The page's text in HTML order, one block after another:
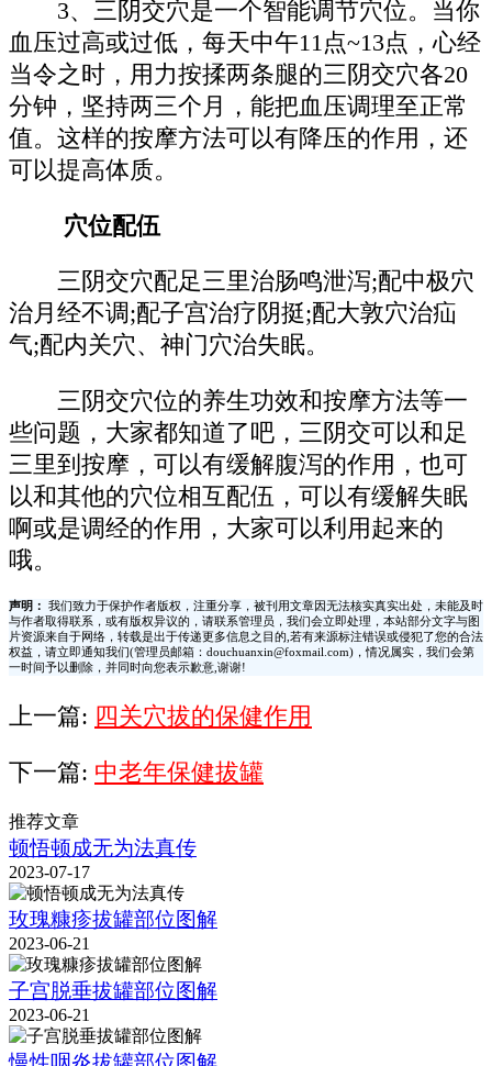
3、三阴交穴是一个智能调节穴位。当你
血压过高或过低，每天中午11点~13点，心经
当令之时，用力按揉两条腿的三阴交穴各20
分钟，坚持两三个月，能把血压调理至正常
值。这样的按摩方法可以有降压的作用，还
可以提高体质。
穴位配伍
三阴交穴配足三里治肠鸣泄泻;配中极穴
治月经不调;配子宫治疗阴挺;配大敦穴治疝
气;配内关穴、神门穴治失眠。
三阴交穴位的养生功效和按摩方法等一
些问题，大家都知道了吧，三阴交可以和足
三里到按摩，可以有缓解腹泻的作用，也可
以和其他的穴位相互配伍，可以有缓解失眠
啊或是调经的作用，大家可以利用起来的
哦。
声明：
我们致力于保护作者版权，注重分享，被刊用文章因无法核实真实出处，未能及时
与作者取得联系，或有版权异议的，请联系管理员，我们会立即处理，本站部分文字与图
片资源来自于网络，转载是出于传递更多信息之目的,若有来源标注错误或侵犯了您的合法
权益，请立即通知我们(管理员邮箱：douchuanxin@foxmail.com)，情况属实，我们会第
一时间予以删除，并同时向您表示歉意,谢谢!
上一篇: 四关穴拔的保健作用
下一篇: 中老年保健拔罐
推荐文章
顿悟顿成无为法真传
2023-07-17
玫瑰糠疹拔罐部位图解
2023-06-21
子宫脱垂拔罐部位图解
2023-06-21